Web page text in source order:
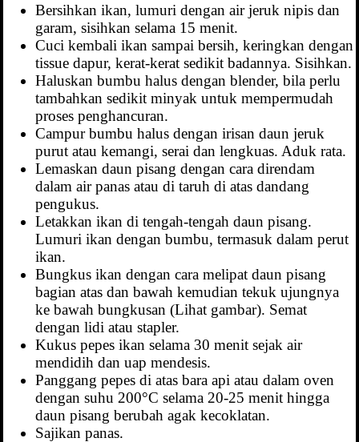
Bersihkan ikan, lumuri dengan air jeruk nipis dan
garam, sisihkan selama 15 menit.
Cuci kembali ikan sampai bersih, keringkan dengan
tissue dapur, kerat-kerat sedikit badannya. Sisihkan.
Haluskan bumbu halus dengan blender, bila perlu
tambahkan sedikit minyak untuk mempermudah
proses penghancuran.
Campur bumbu halus dengan irisan daun jeruk
purut atau kemangi, serai dan lengkuas. Aduk rata.
Lemaskan daun pisang dengan cara direndam
dalam air panas atau di taruh di atas dandang
pengukus.
Letakkan ikan di tengah-tengah daun pisang.
Lumuri ikan dengan bumbu, termasuk dalam perut
ikan.
Bungkus ikan dengan cara melipat daun pisang
bagian atas dan bawah kemudian tekuk ujungnya
ke bawah bungkusan (Lihat gambar). Semat
dengan lidi atau stapler.
Kukus pepes ikan selama 30 menit sejak air
mendidih dan uap mendesis.
Panggang pepes di atas bara api atau dalam oven
dengan suhu 200°C selama 20-25 menit hingga
daun pisang berubah agak kecoklatan.
Sajikan panas.